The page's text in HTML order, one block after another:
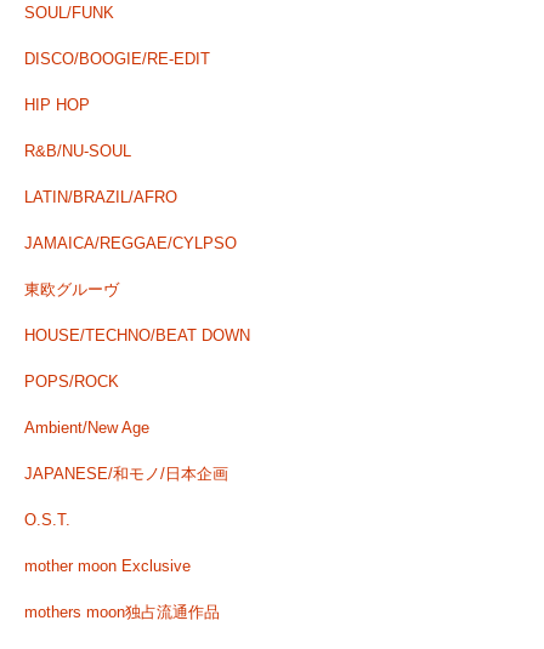
SOUL/FUNK
DISCO/BOOGIE/RE-EDIT
HIP HOP
R&B/NU-SOUL
LATIN/BRAZIL/AFRO
JAMAICA/REGGAE/CYLPSO
東欧グルーヴ
HOUSE/TECHNO/BEAT DOWN
POPS/ROCK
Ambient/New Age
JAPANESE/和モノ/日本企画
O.S.T.
mother moon Exclusive
mothers moon独占流通作品